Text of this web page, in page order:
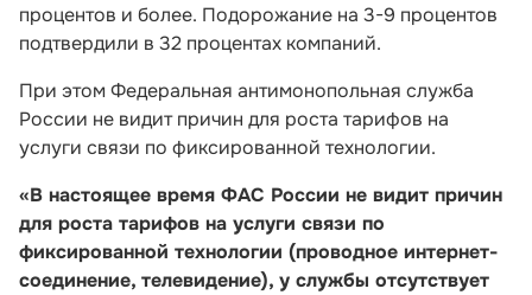
процентов и более. Подорожание на 3-9 процентов
подтвердили в 32 процентах компаний.
При этом Федеральная антимонопольная служба
России не видит причин для роста тарифов на
услуги связи по фиксированной технологии.
«В настоящее время ФАС России не видит причин
для роста тарифов на услуги связи по
фиксированной технологии (проводное интернет-
соединение, телевидение), у службы отсутствует